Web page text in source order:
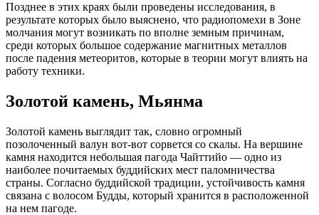
Позднее в этих краях были проведены исследования, в
результате которых было выяснено, что радиопомехи в Зоне
молчания могут возникать по вполне земным причинам,
среди которых большое содержание магнитных металлов
после падения метеоритов, которые в теории могут влиять на
работу техники.
Золотой камень, Мьянма
Золотой камень выглядит так, словно огромный
позолоченный валун вот-вот сорвется со скалы. На вершине
камня находится небольшая пагода Чайттийо — одно из
наиболее почитаемых буддийских мест паломничества
страны. Согласно буддийской традиции, устойчивость камня
связана с волосом Будды, который хранится в расположенной
на нем пагоде.